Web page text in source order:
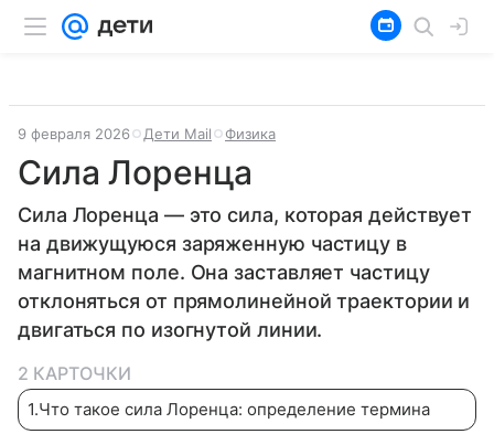
9 февраля 2026 Дети Mail Физика
Сила Лоренца
Сила Лоренца — это сила, которая действует
на движущуюся заряженную частицу в
магнитном поле. Она заставляет частицу
отклоняться от прямолинейной траектории и
двигаться по изогнутой линии.
2 КАРТОЧКИ
1.Что такое сила Лоренца: определение термина